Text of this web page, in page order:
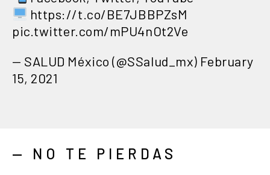
https://t.co/BE7JBBPZsM
pic.twitter.com/mPU4nOt2Ve
— SALUD México (@SSalud_mx) February
15, 2021
— NO TE PIERDAS